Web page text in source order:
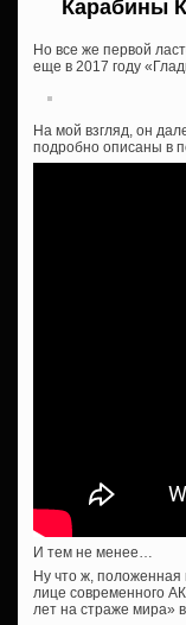
Карабины
Но все же первой
еще в 2017 году
На мой взгляд, он
подробно описаны в
И тем не менее…
Ну что ж, положенная
лице современного
лет на страже мира»